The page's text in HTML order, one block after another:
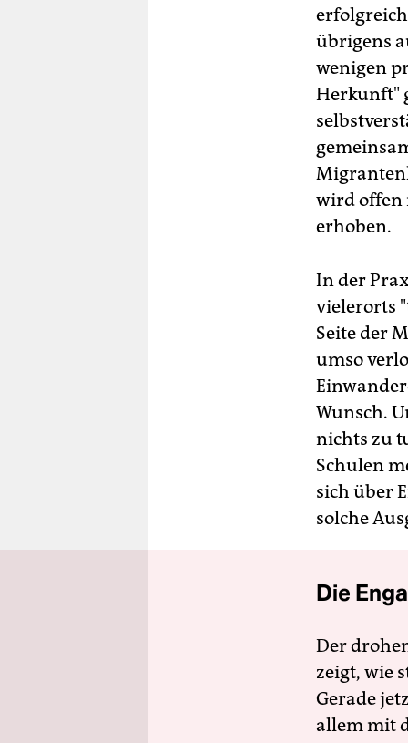
übrigens
wenigen
Herkunft"
wird offen
erhoben.
In der
vielerorts
Seite der
umso
Wunsch.
nichts zu
Schulen
sich über
solche
Die
Der
zeigt, wie
Gerade
allem mit